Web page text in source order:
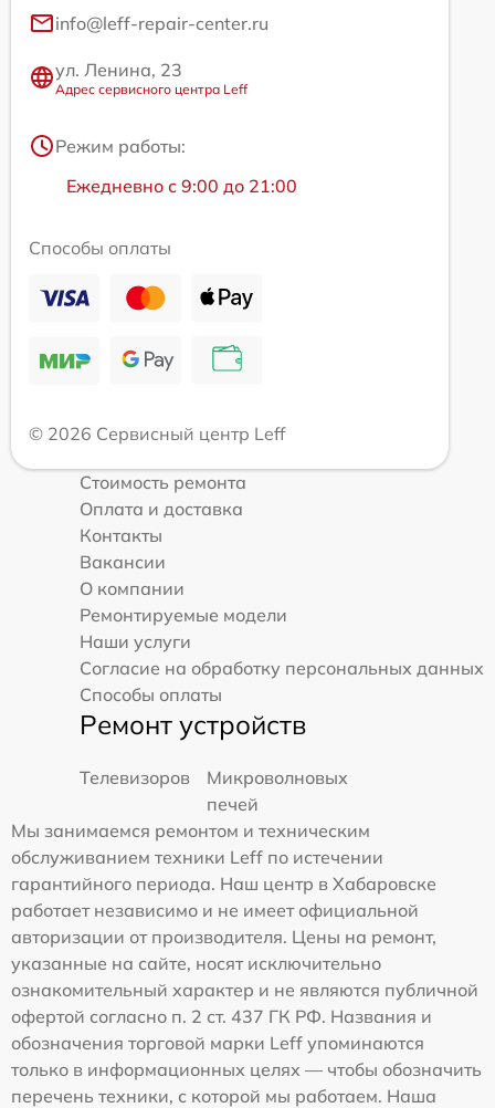
info@leff-repair-center.ru
ул. Ленина, 23
Адрес сервисного центра Leff
Режим работы:
Ежедневно с 9:00 до 21:00
Способы оплаты
© 2026 Сервисный центр Leff
Стоимость ремонта
Оплата и доставка
Контакты
Вакансии
О компании
Ремонтируемые модели
Наши услуги
Согласие на обработку персональных данных
Способы оплаты
Ремонт устройств
Телевизоров
Микроволновых
печей
Мы занимаемся ремонтом и техническим
обслуживанием техники Leff по истечении
гарантийного периода. Наш центр в Хабаровске
работает независимо и не имеет официальной
авторизации от производителя. Цены на ремонт,
указанные на сайте, носят исключительно
ознакомительный характер и не являются публичной
офертой согласно п. 2 ст. 437 ГК РФ. Названия и
обозначения торговой марки Leff упоминаются
только в информационных целях — чтобы обозначить
перечень техники, с которой мы работаем. Наша